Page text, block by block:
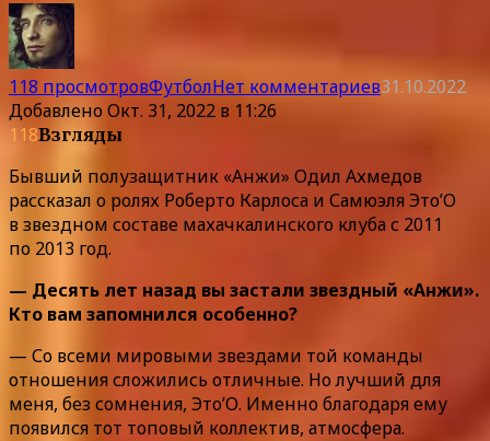
118 просмотровФутболНет комментариев31.10.2022
ДобавленоОкт. 31, 2022 в 11:26
118Взгляды
Бывший полузащитник «Анжи» Одил Ахмедов
рассказал о ролях Роберто Карлоса и Самюэля Это’О
в звездном составе махачкалинского клуба с 2011
по 2013 год.
— Десять лет назад вы застали звездный «Анжи».
Кто вам запомнился особенно?
— Со всеми мировыми звездами той команды
отношения сложились отличные. Но лучший для
меня, без сомнения, Это’О. Именно благодаря ему
появился тот топовый коллектив, атмосфера.